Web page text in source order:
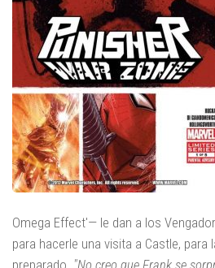
Omega Effect'— le dan a los
para hacerle una visita a Castle, para